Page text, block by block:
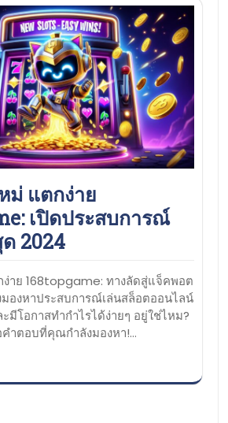
ม่ แตกง่าย
เปิดประสบการณ์
2024
ง่าย 168topgame: ทางลัดสู่แจ็คพอต
องหาประสบการณ์เล่นสล็อตออนไลน์
มีโอกาสทำกำไรได้ง่ายๆ อยู่ใช่ไหม?
ำตอบที่คุณกำลังมองหา!…